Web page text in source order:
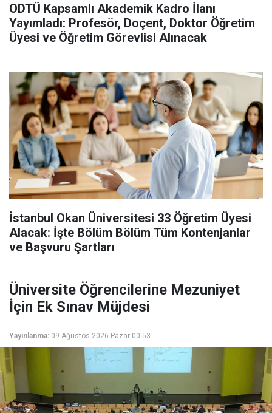
ODTÜ Kapsamlı Akademik Kadro İlanı
Yayımladı: Profesör, Doçent, Doktor Öğretim
Üyesi ve Öğretim Görevlisi Alınacak
İstanbul Okan Üniversitesi 33 Öğretim Üyesi
Alacak: İşte Bölüm Bölüm Tüm Kontenjanlar
ve Başvuru Şartları
Üniversite Öğrencilerine Mezuniyet
İçin Ek Sınav Müjdesi
Yayınlanma: 09 Ağustos 2026 Pazar 00:53